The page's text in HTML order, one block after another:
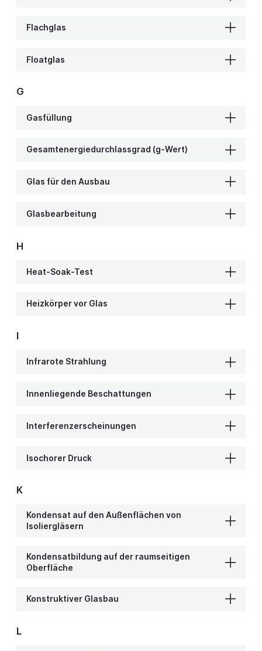
Flachglas
Floatglas
G
Gasfüllung
Gesamtenergiedurchlassgrad (g-Wert)
Glas für den Ausbau
Glasbearbeitung
H
Heat-Soak-Test
Heizkörper vor Glas
I
Infrarote Strahlung
Innenliegende Beschattungen
Interferenzerscheinungen
Isochorer Druck
K
Kondensat auf den Außenflächen von
Isoliergläsern
Kondensatbildung auf der raumseitigen
Oberfläche
Konstruktiver Glasbau
L